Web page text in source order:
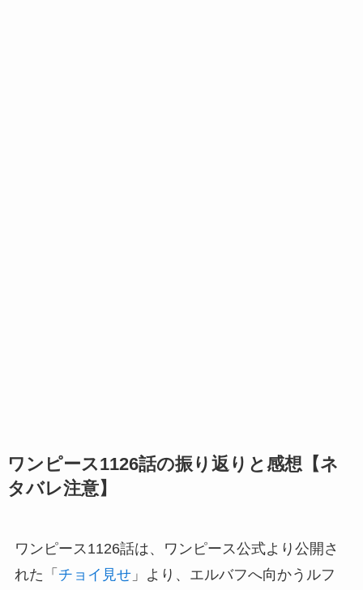
ワンピース1126話の振り返りと感想【ネ
タバレ注意】
ワンピース1126話は、ワンピース公式より公開さ
れた「 チョイ見せ」より、エルバフへ向かうルフ